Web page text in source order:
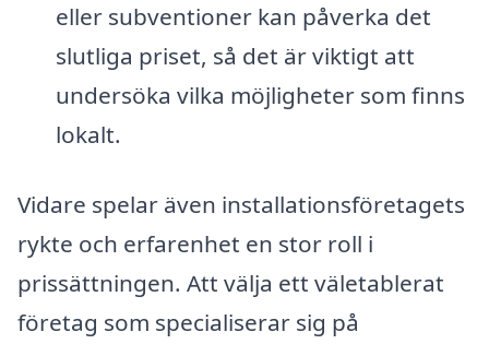
eller subventioner kan påverka det
slutliga priset, så det är viktigt att
undersöka vilka möjligheter som finns
lokalt.
Vidare spelar även installationsföretagets
rykte och erfarenhet en stor roll i
prissättningen. Att välja ett väletablerat
företag som specialiserar sig på